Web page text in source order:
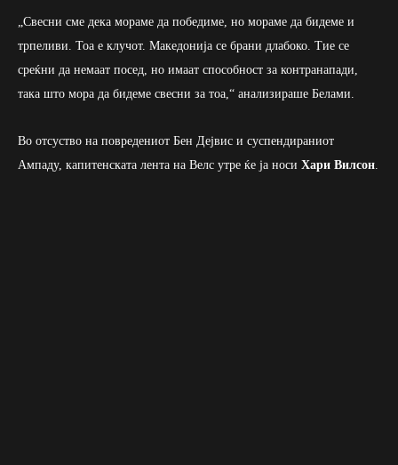
„Свесни сме дека мораме да победиме, но мораме да бидеме и
трпеливи. Тоа е клучот. Македонија се брани длабоко. Тие се
среќни да немаат посед, но имаат способност за контранапади,
така што мора да бидеме свесни за тоа,“ анализираше Белами.
Во отсуство на повредениот Бен Дејвис и суспендираниот
Ампаду, капитенската лента на Велс утре ќе ја носи Хари Вилсон